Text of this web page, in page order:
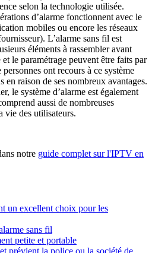
selon la technologie utilisée.
d’alarme fonctionnent avec le
mobiles ou encore les réseaux
L’alarme sans fil est
éléments à rassembler avant
et le paramétrage peuvent être faits par
ont recours à ce système
en raison de ses nombreux avantages.
le système d’alarme est également
aussi de nombreuses
vie des utilisateurs.
notre guide complet sur l'IPTV en
un excellent choix pour les
sans fil
petite et portable
prévient la police ou la société de